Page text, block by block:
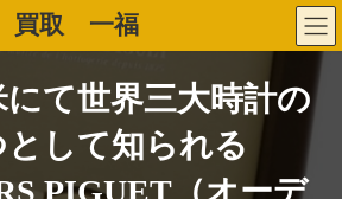
買取 一福
て世界三大時計の
して知られる
PIGUET（オーデ